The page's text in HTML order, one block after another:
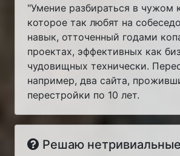
"Умение разбираться в чужом
которое так любят на
навык, отточенный годами
проектах, эффективных как
чудовищных технически.
например, два сайта,
перестройки по 10 лет.
Решаю